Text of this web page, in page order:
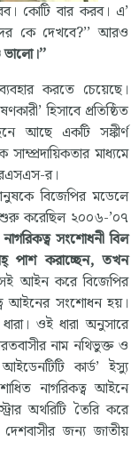
কোটি বার করব। এ’
কে দেখবে?’’ আরও
করতে চেয়েছে।
হিসাবে প্রতিষ্ঠিত
আছে একটি সঙ্কীর্ণ
মাধ্যমে
র।
বিজেপির মডেলে
শুরু করেছিল ২০০৬-’০৭
সংশোধনী বিল
পাশ করাচ্ছেন, তখন
আইন করে বিজেপির
আইনের সংশোধন হয়।
ওই ধারা অনুসারে
নাম নথিভুক্ত ও
কার্ড’ ইস্যু
নাগরিকত্ব আইনে
অথরিটি তৈরি করে
জন্য জাতীয়